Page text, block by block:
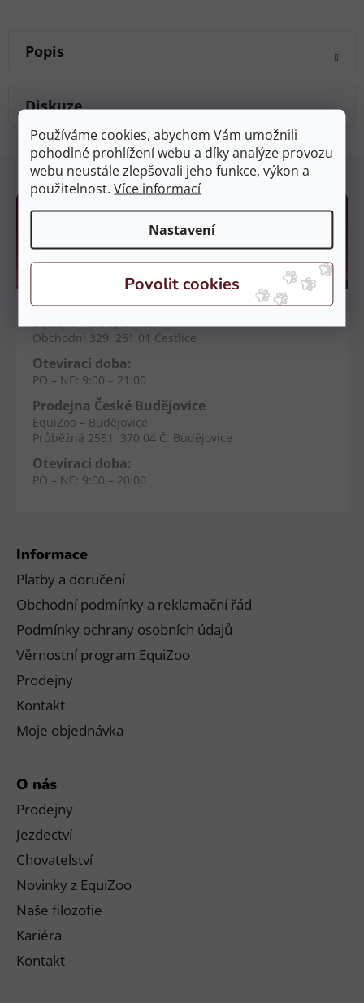
Používáme cookies, abychom Vám umožnili
pohodlné prohlížení webu a díky analýze provozu
webu neustále zlepšovali jeho funkce, výkon a
použitelnost.Více informací
Nastavení
Popis
Diskuze
Informace
Platby a doručení
Obchodní podmínky a reklamační řád
Podmínky ochrany osobních údajů
Věrnostní program EquiZoo
Prodejny
Kontakt
Moje objednávka
O nás
Prodejny
Jezdectví
Chovatelství
Novinky z EquiZoo
Naše filozofie
Kariéra
Kontakt
Kamenné prodejny
Prodejna Čestlice
Obchodní 329, 251 01 Čestlice
Otevírací doba:
PO – NE: 9:00 – 21:00
Prodejna České Budějovice
EquiZoo – Budějovice
Průběžná 2551, 370 04 Č. Budějovice
Otevírací doba:
PO – NE: 9:00 – 20:00